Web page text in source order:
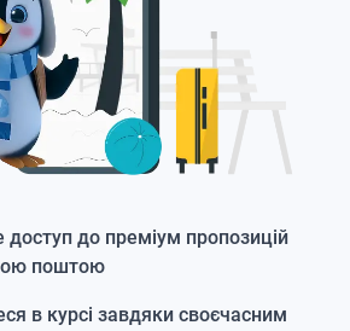
до преміум пропозицій
поштою
в курсі завдяки своєчасним